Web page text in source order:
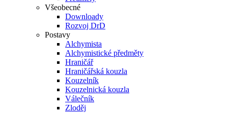
Všeobecné
Downloady
Rozvoj DrD
Postavy
Alchymista
Alchymistické předměty
Hraničář
Hraničářská kouzla
Kouzelník
Kouzelnická kouzla
Válečník
Zloděj